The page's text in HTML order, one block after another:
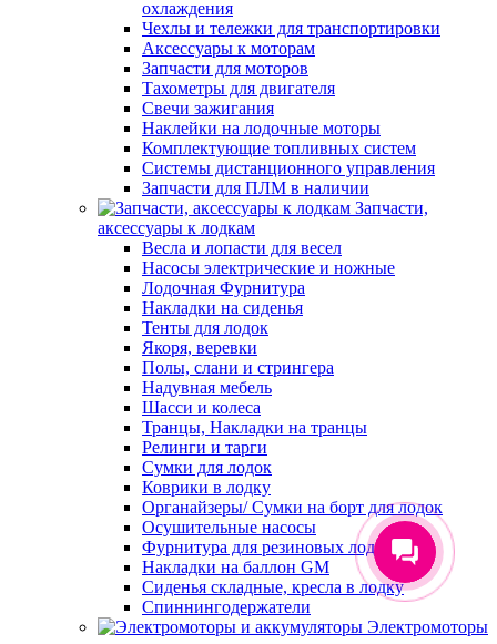
охлаждения
Чехлы и тележки для транспортировки
Аксессуары к моторам
Запчасти для моторов
Тахометры для двигателя
Свечи зажигания
Наклейки на лодочные моторы
Комплектующие топливных систем
Системы дистанционного управления
Запчасти для ПЛМ в наличии
Запчасти,
аксессуары к лодкам
Весла и лопасти для весел
Насосы электрические и ножные
Лодочная Фурнитура
Накладки на сиденья
Тенты для лодок
Якоря, веревки
Полы, слани и стрингера
Надувная мебель
Шасси и колеса
Транцы, Накладки на транцы
Релинги и тарги
Сумки для лодок
Коврики в лодку
Органайзеры/ Сумки на борт для лодок
Осушительные насосы
Фурнитура для резиновых лодок
Накладки на баллон GM
Сиденья складные, кресла в лодку
Спиннингодержатели
Электромоторы